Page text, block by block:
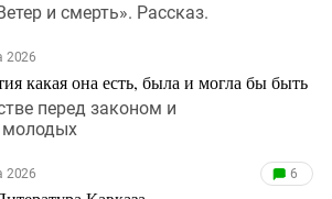
и смерть». Рассказ.
2026
какая она есть, была и могла бы быть
перед законом и
молодых
2026 6